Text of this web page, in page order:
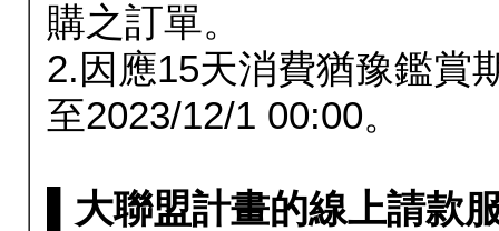
購之訂單。
2.因應15天消費猶豫鑑賞
至2023/12/1 00:00。
▌大聯盟計畫的線上請款